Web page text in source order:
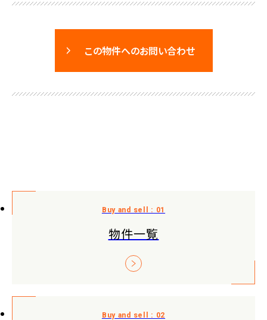
この物件へのお問い合わせ
物件一覧